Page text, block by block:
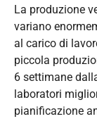
La produzione
variano
al carico di
piccola
6 settimane
laboratori
pianificazione